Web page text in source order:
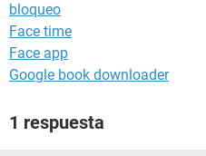
bloqueo
Face time
Face app
Google book downloader
1 respuesta